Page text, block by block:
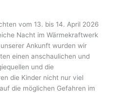
vom 13. bis 14. April 2026
Nacht im Wärmekraftwerk
Ankunft wurden wir
einen anschaulichen und
und die
die Kinder nicht nur viel
die möglichen Gefahren im